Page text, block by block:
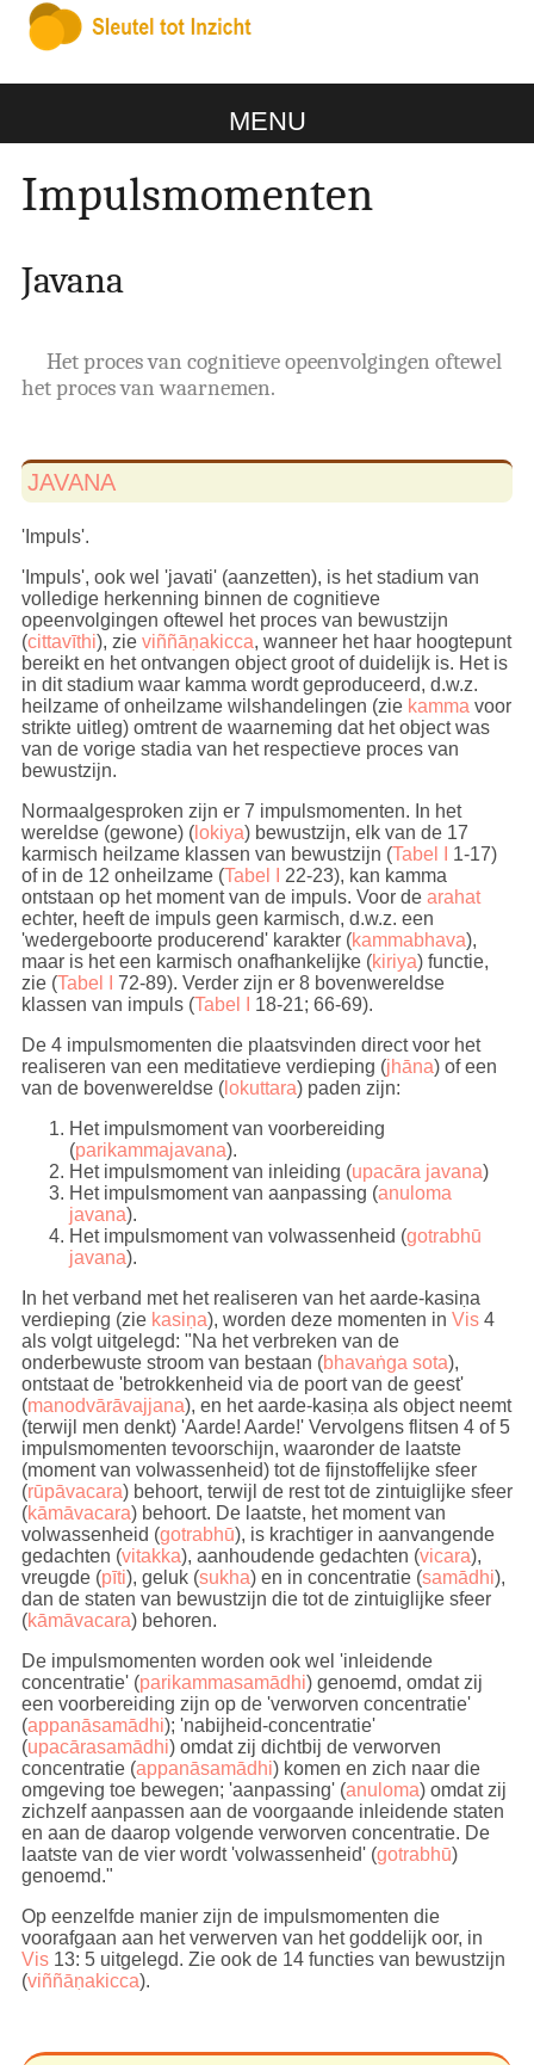
MENU
Impulsmomenten
Javana
Het proces van cognitieve opeenvolgingen oftewel
het proces van waarnemen.
JAVANA
'Impuls'.
'Impuls', ook wel 'javati' (aanzetten), is het stadium van
volledige herkenning binnen de cognitieve
opeenvolgingen oftewel het proces van bewustzijn
(cittavīthi), zie viññāṇakicca, wanneer het haar hoogtepunt
bereikt en het ontvangen object groot of duidelijk is. Het is
in dit stadium waar kamma wordt geproduceerd, d.w.z.
heilzame of onheilzame wilshandelingen (zie kamma voor
strikte uitleg) omtrent de waarneming dat het object was
van de vorige stadia van het respectieve proces van
bewustzijn.
Normaalgesproken zijn er 7 impulsmomenten. In het
wereldse (gewone) (lokiya) bewustzijn, elk van de 17
karmisch heilzame klassen van bewustzijn (Tabel I
1-17)
of in de 12 onheilzame (Tabel I
22-23), kan kamma
ontstaan op het moment van de impuls. Voor de arahat
echter, heeft de impuls geen karmisch, d.w.z. een
'wedergeboorte producerend' karakter (kammabhava),
maar is het een karmisch onafhankelijke (kiriya) functie,
zie (Tabel I
72-89). Verder zijn er 8 bovenwereldse
klassen van impuls (Tabel I
18-21; 66-69).
De 4 impulsmomenten die plaatsvinden direct voor het
realiseren van een meditatieve verdieping (jhāna) of een
van de bovenwereldse (lokuttara) paden zijn:
Het impulsmoment van voorbereiding
(parikammajavana).
Het impulsmoment van inleiding (upacāra javana)
Het impulsmoment van aanpassing (anuloma
javana).
Het impulsmoment van volwassenheid (gotrabhū
javana).
In het verband met het realiseren van het aarde-kasiṇa
verdieping (zie kasiṇa), worden deze momenten in Vis4
als volgt uitgelegd: "Na het verbreken van de
onderbewuste stroom van bestaan (bhavaṅga sota),
ontstaat de 'betrokkenheid via de poort van de geest'
(manodvārāvajjana), en het aarde-kasiṇa als object neemt
(terwijl men denkt) 'Aarde! Aarde!' Vervolgens flitsen 4 of 5
impulsmomenten tevoorschijn, waaronder de laatste
(moment van volwassenheid) tot de fijnstoffelijke sfeer
(rūpāvacara) behoort, terwijl de rest tot de zintuiglijke sfeer
(kāmāvacara) behoort. De laatste, het moment van
volwassenheid (gotrabhū), is krachtiger in aanvangende
gedachten (vitakka), aanhoudende gedachten (vicara),
vreugde (pīti), geluk (sukha) en in concentratie (samādhi),
dan de staten van bewustzijn die tot de zintuiglijke sfeer
(kāmāvacara) behoren.
De impulsmomenten worden ook wel 'inleidende
concentratie' (parikammasamādhi) genoemd, omdat zij
een voorbereiding zijn op de 'verworven concentratie'
(appanāsamādhi); 'nabijheid-concentratie'
(upacārasamādhi) omdat zij dichtbij de verworven
concentratie (appanāsamādhi) komen en zich naar die
omgeving toe bewegen; 'aanpassing' (anuloma) omdat zij
zichzelf aanpassen aan de voorgaande inleidende staten
en aan de daarop volgende verworven concentratie. De
laatste van de vier wordt 'volwassenheid' (gotrabhū)
genoemd."
Op eenzelfde manier zijn de impulsmomenten die
voorafgaan aan het verwerven van het goddelijk oor, in
Vis13: 5 uitgelegd. Zie ook de 14 functies van bewustzijn
(viññāṇakicca).